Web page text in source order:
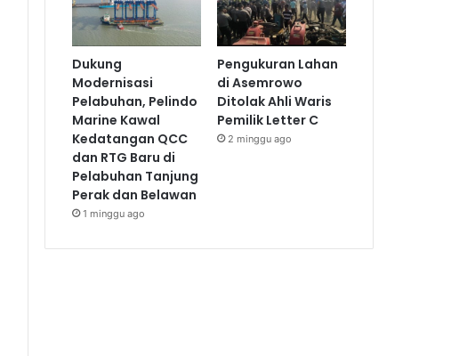
Dukung
Modernisasi
Pelabuhan, Pelindo
Marine Kawal
Kedatangan QCC
dan RTG Baru di
Pelabuhan Tanjung
Perak dan Belawan
1 minggu ago
Pengukuran Lahan
di Asemrowo
Ditolak Ahli Waris
Pemilik Letter C
2 minggu ago